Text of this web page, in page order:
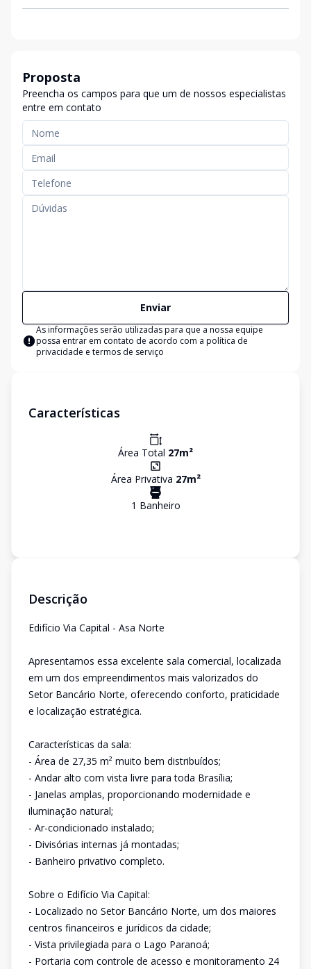
Proposta
Preencha os campos para que um de nossos especialistas
entre em contato
Enviar
As informações serão utilizadas para que a nossa equipe
possa entrar em contato de acordo com a política de
privacidade e termos de serviço
Características
Área Total 27m²
Área Privativa 27m²
1 Banheiro
Descrição
Edifício Via Capital - Asa Norte
Apresentamos essa excelente sala comercial, localizada
em um dos empreendimentos mais valorizados do
Setor Bancário Norte, oferecendo conforto, praticidade
e localização estratégica.
Características da sala:
- Área de 27,35 m² muito bem distribuídos;
- Andar alto com vista livre para toda Brasília;
- Janelas amplas, proporcionando modernidade e
iluminação natural;
- Ar-condicionado instalado;
- Divisórias internas já montadas;
- Banheiro privativo completo.
Sobre o Edifício Via Capital:
- Localizado no Setor Bancário Norte, um dos maiores
centros financeiros e jurídicos da cidade;
- Vista privilegiada para o Lago Paranoá;
- Portaria com controle de acesso e monitoramento 24